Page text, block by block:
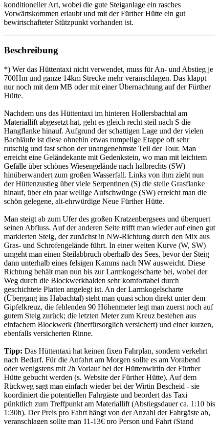
konditioneller Art, wobei die gute Steiganlage ein rasches
Vorwärtskommen erlaubt und mit der Fürther Hütte ein gut
bewirtschafteter Stützpunkt vorhanden ist.
Beschreibung
*) Wer das Hüttentaxi nicht verwendet, muss für An- und Abstieg je
700Hm und ganze 14km Strecke mehr veranschlagen. Das klappt
nur noch mit dem MB oder mit einer Übernachtung auf der Fürther
Hütte.
Nachdem uns das Hüttentaxi im hinteren Hollersbachtal am
Materiallift abgesetzt hat, geht es gleich recht steil nach S die
Hangflanke hinauf. Aufgrund der schattigen Lage und der vielen
Bachläufe ist diese ohnehin etwas rumpelige Etappe oft sehr
rutschig und fast schon der unangenehmste Teil der Tour. Man
erreicht eine Geländekante mit Gedenkstein, wo man mit leichtem
Gefälle über schönes Wiesengelände nach halbrechts (SW)
hinüberwandert zum großen Wasserfall. Links von ihm zieht nun
der Hüttenzustieg über viele Serpentinen (S) die steile Grasflanke
hinauf, über ein paar wellige Aufschwünge (SW) erreicht man die
schön gelegene, alt-ehrwürdige Neue Fürther Hütte.
Man steigt ab zum Ufer des großen Kratzenbergsees und überquert
seinen Abfluss. Auf der anderen Seite trifft man wieder auf einen gut
markierten Steig, der zunächst in NW-Richtung durch den Mix aus
Gras- und Schrofengelände führt. In einer weiten Kurve (W, SW)
umgeht man einen Steilabbruch oberhalb des Sees, bevor der Steig
dann unterhalb eines felsigen Kamms nach NW ausweicht. Diese
Richtung behält man nun bis zur Larmkogelscharte bei, wobei der
Weg durch die Blockwerkhalden sehr komfortabel durch
geschichtete Platten angelegt ist. An der Larmkogelscharte
(Übergang ins Habachtal) steht man quasi schon direkt unter dem
Gipfelkreuz, die fehlenden 90 Höhenmeter legt man zuerst noch auf
gutem Steig zurück; die letzten Meter zum Kreuz bestehen aus
einfachem Blockwerk (überfürsorglich versichert) und einer kurzen,
ebenfalls versicherten Rinne.
Tipp: Das Hüttentaxi hat keinen fixen Fahrplan, sondern verkehrt
nach Bedarf. Für die Anfahrt am Morgen sollte es am Vorabend
oder wenigstens mit 2h Vorlauf bei der Hüttenwirtin der Fürther
Hütte gebucht werden (s. Website der Fürther Hütte). Auf dem
Rückweg sagt man einfach wieder bei der Wirtin Bescheid - sie
koordiniert die potentiellen Fahrgäste und beordert das Taxi
pünktlich zum Treffpunkt am Materiallift (Abstiegsdauer ca. 1:10 bis
1:30h). Der Preis pro Fahrt hängt von der Anzahl der Fahrgäste ab,
veranschlagen sollte man 11-13€ pro Person und Fahrt (Stand